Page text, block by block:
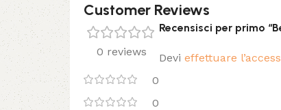
Customer Reviews
0 reviews
0
0
Recensisci per primo
Devi effettuare